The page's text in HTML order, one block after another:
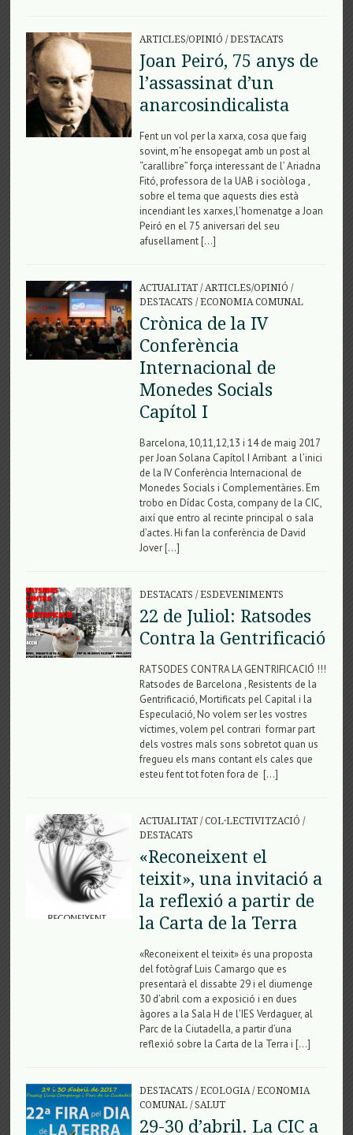
ARTICLES/OPINIÓ /DESTACATS
Joan Peiró, 75 anys de
l’assassinat d’un
anarcosindicalista
Fent un vol per la xarxa, cosa que faig
sovint, m’he ensopegat amb un post al
“carallibre” força interessant de l’ Ariadna
Fitó, professora de la UAB i sociòloga ,
sobre el tema que aquests dies està
incendiant les xarxes,l’homenatge a Joan
Peiró en el 75 aniversari del seu
afusellament […]
ACTUALITAT/ ARTICLES/OPINIÓ /
DESTACATS /ECONOMIA COMUNAL
Crònica de la IV
Conferència
Internacional de
Monedes Socials
Capítol I
Barcelona, 10,11,12,13 i 14 de maig 2017
per Joan Solana Capítol I Arribant a l’inici
de la IV Conferència Internacional de
Monedes Socials i Complementàries. Em
trobo en Dídac Costa, company de la CIC,
així que entro al recinte principal o sala
d’actes. Hi fan la conferència de David
Jover […]
DESTACATS /ESDEVENIMENTS
22 de Juliol: Ratsodes
Contra la Gentrificació
RATSODES CONTRA LA GENTRIFICACIÓ !!!
Ratsodes de Barcelona , Resistents de la
Gentrificació, Mortificats pel Capital i la
Especulació, No volem ser les vostres
víctimes, volem pel contrari formar part
dels vostres mals sons sobretot quan us
fregueu els mans contant els cales que
esteu fent tot foten fora de […]
ACTUALITAT/COL·LECTIVITZACIÓ /
DESTACATS
«Reconeixent el
teixit», una invitació a
la reflexió a partir de
la Carta de la Terra
«Reconeixent el teixit» és una proposta
del fotògraf Luis Camargo que es
presentarà el dissabte 29 i el diumenge
30 d’abril com a exposició i en dues
àgores a la Sala H de l’IES Verdaguer, al
Parc de la Ciutadella, a partir d’una
reflexió sobre la Carta de la Terra i […]
DESTACATS /ECOLOGIA/ECONOMIA
COMUNAL/SALUT
29-30 d’abril. La CIC a